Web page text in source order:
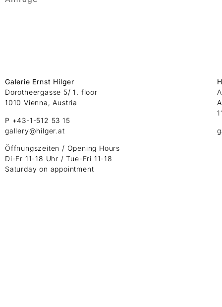
Galerie Ernst Hilger
Dorotheergasse 5/ 1. floor
1010 Vienna, Austria
P +43-1-512 53 15
gallery@hilger.at
Öffnungszeiten / Opening Hours
Di-Fr 11-18 Uhr / Tue-Fri 11-18
Saturday on appointment